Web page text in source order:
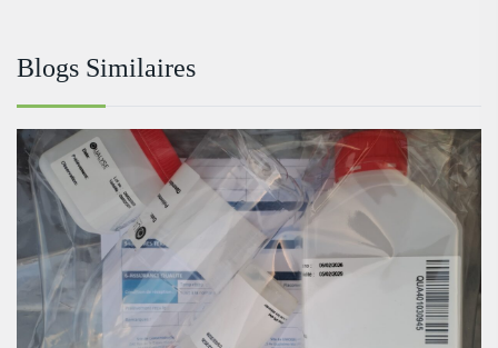
Blogs Similaires